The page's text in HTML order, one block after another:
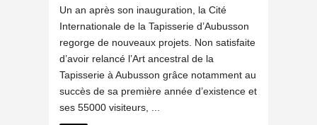
Un an après son inauguration, la Cité
Internationale de la Tapisserie d’Aubusson
regorge de nouveaux projets. Non satisfaite
d’avoir relancé l’Art ancestral de la
Tapisserie à Aubusson grâce notamment au
succès de sa première année d’existence et
ses 55000 visiteurs, ...